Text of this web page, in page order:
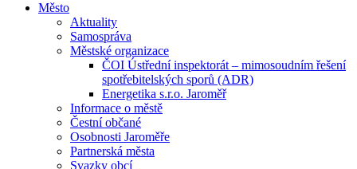
Město
Aktuality
Samospráva
Městské organizace
ČOI Ústřední inspektorát – mimosoudním řešení
spotřebitelských sporů (ADR)
Energetika s.r.o. Jaroměř
Informace o městě
Čestní občané
Osobnosti Jaroměře
Partnerská města
Svazky obcí